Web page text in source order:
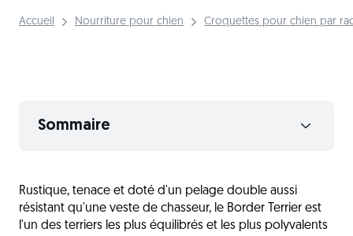
Accueil Nourriture pour chien Croquettes pour chien par
Sommaire
La nutrition du Border Terrier
Les sensibilités du Border Terrier
Rustique, tenace et doté d'un pelage double aussi
résistant qu'une veste de chasseur, le Border Terrier est
l'un des terriers les plus équilibrés et les plus polyvalents